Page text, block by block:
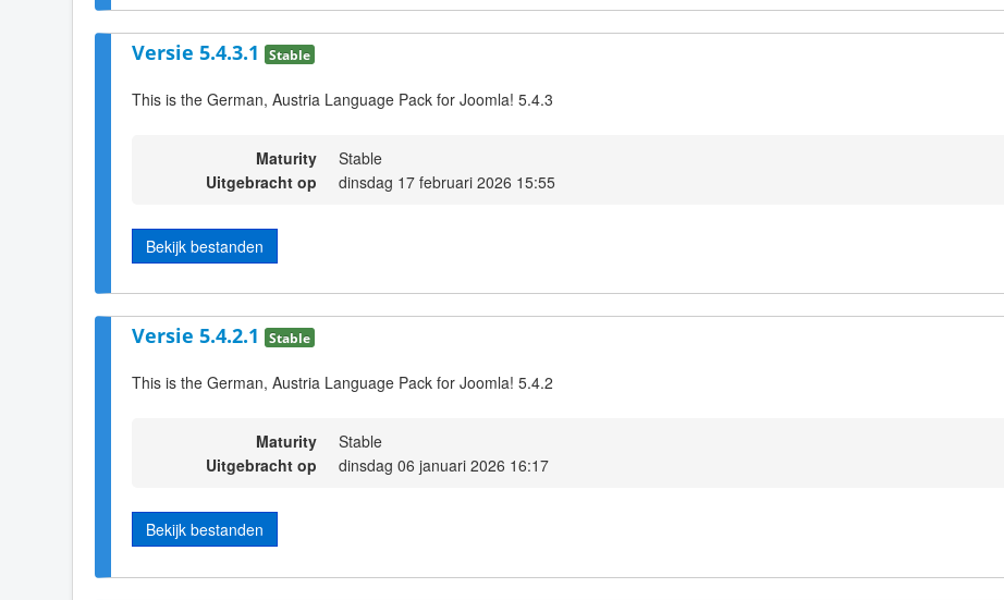
Versie 5.4.3.1 Stable
This is the German, Austria Language Pack for Joomla! 5.4.3
Maturity
Stable
Uitgebracht op
dinsdag 17 februari 2026 15:55
Bekijk bestanden
Versie 5.4.2.1 Stable
This is the German, Austria Language Pack for Joomla! 5.4.2
Maturity
Stable
Uitgebracht op
dinsdag 06 januari 2026 16:17
Bekijk bestanden